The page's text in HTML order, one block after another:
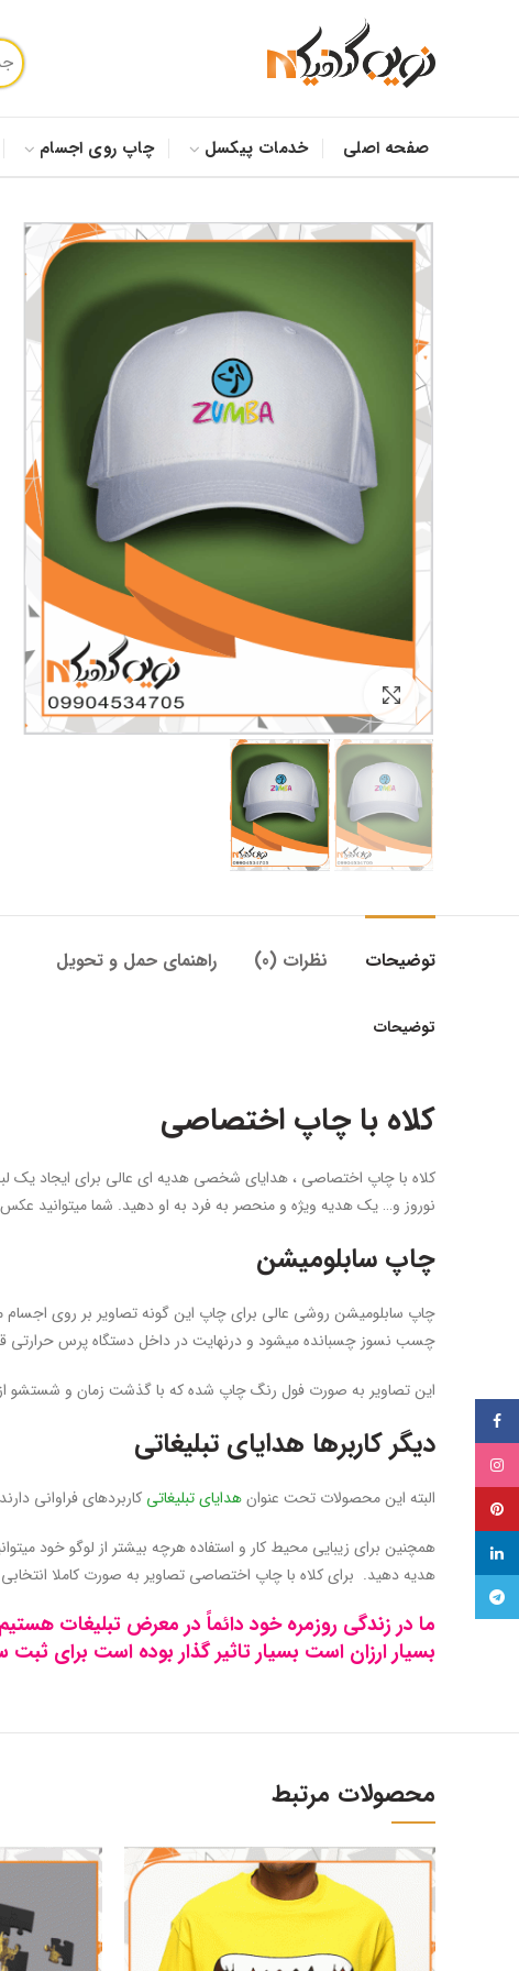
صفحه اصلی خدمات پیکسل چاپ روی اجسام
توضیحات نظرات (0) راهنمای حمل و تحویل
توضیحات
کلاه با چاپ اختصاصی
کلاه با چاپ اختصاصی ، هدایای شخصی هدیه ای عالی برای ایجاد یک
نوروز و… یک هدیه ویژه و منحصر به فرد به او دهید. شما میتوانید
چاپ سابلومیشن
چاپ سابلومیشن روشی عالی برای چاپ این گونه تصاویر بر روی
چسب نسوز چسبانده میشود و درنهایت در داخل دستگاه پرس حرارتی قرار میگیرد. ترکیبی از فشار، دمای
این تصاویر به صورت فول رنگ چاپ شده که با گذشت زمان و شستشو
دیگر کاربرها هدایای تبلیغاتی
البته این محصولات تحت عنوانهدایای تبلیغاتی کاربردهای فراوانی
همچنین برای زیبایی محیط کار و استفاده هرچه بیشتر از لوگو خود
هدیه دهید. برای کلاه با چاپ اختصاصی تصاویر به صورت کاملا
بسیار ارزان است بسیار تاثیر گذار بوده است برای ثبت سفارش با شماره
محصولات مرتبط
فیسبوک
اینستاگرام
پینترست
لینکدین
تلگرام